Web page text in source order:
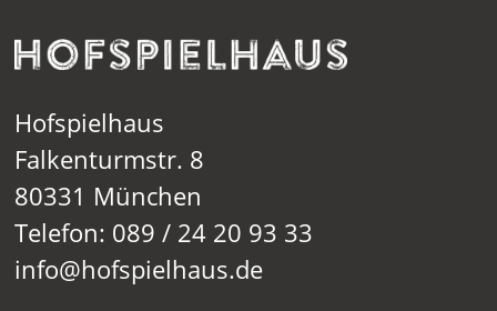
Hofspielhaus
Falkenturmstr. 8
80331 München
Telefon: 089 / 24 20 93 33
info@hofspielhaus.de